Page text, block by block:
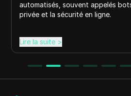
bots, impactant la vie